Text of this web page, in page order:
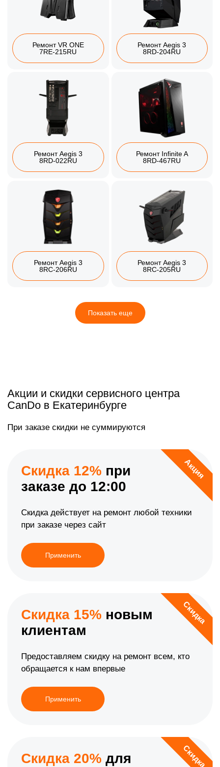
Ремонт VR ONE
7RE-215RU
Ремонт Aegis 3
8RD-204RU
Ремонт Aegis 3
8RD-022RU
Ремонт Infinite A
8RD-467RU
Ремонт Aegis 3
8RC-206RU
Ремонт Aegis 3
8RC-205RU
Показать еще
Акции и скидки сервисного центра
CanDo в Екатеринбурге
При заказе скидки не суммируются
Акция
Скидка 12% при
заказе до 12:00
Скидка действует на ремонт любой техники
при заказе через сайт
Применить
Скидка
Скидка 15% новым
клиентам
Предоставляем скидку на ремонт всем, кто
обращается к нам впервые
Применить
Скидка
Скидка 20% для